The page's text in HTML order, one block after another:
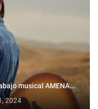
musical AMENA...
2024